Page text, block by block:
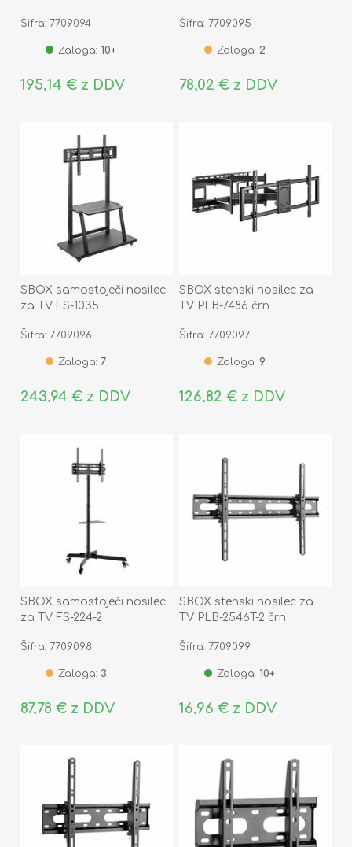
Šifra: 7709094
Zaloga: 10+
195,14 € z DDV
Šifra: 7709095
Zaloga: 2
78,02 € z DDV
SBOX samostoječi nosilec
za TV FS-1035
Šifra: 7709096
Zaloga: 7
243,94 € z DDV
SBOX stenski nosilec za
TV PLB-7486 črn
Šifra: 7709097
Zaloga: 9
126,82 € z DDV
SBOX samostoječi nosilec
za TV FS-224-2
Šifra: 7709098
Zaloga: 3
87,78 € z DDV
SBOX stenski nosilec za
TV PLB-2546T-2 črn
Šifra: 7709099
Zaloga: 10+
16,96 € z DDV